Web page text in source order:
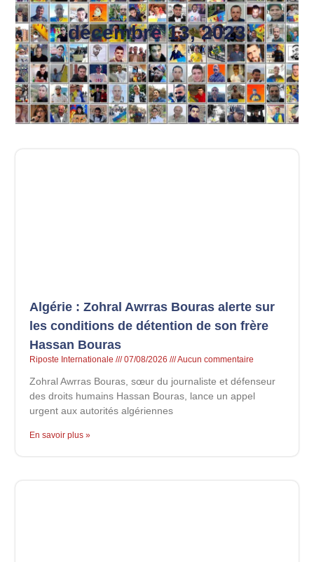
décembre 13, 2023
Algérie : Zohral Awrras Bouras alerte sur
les conditions de détention de son frère
Hassan Bouras
Riposte Internationale 07/08/2026 Aucun commentaire
Zohral Awrras Bouras, sœur du journaliste et défenseur
des droits humains Hassan Bouras, lance un appel
urgent aux autorités algériennes
En savoir plus »